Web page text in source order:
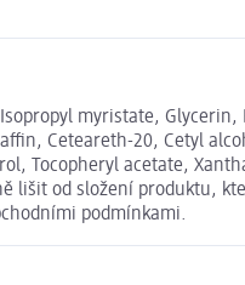
myristate,
Ceteareth-20, Cetyl
Tocopheryl acetate,
od složení produktu,
podmínkami.